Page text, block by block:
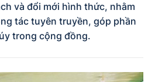
và đổi mới hình thức, nhằm
tác tuyên truyền, góp phần
trong cộng đồng.